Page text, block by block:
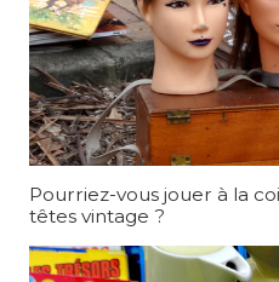
Pourriez-vous jouer à la
têtes vintage ?